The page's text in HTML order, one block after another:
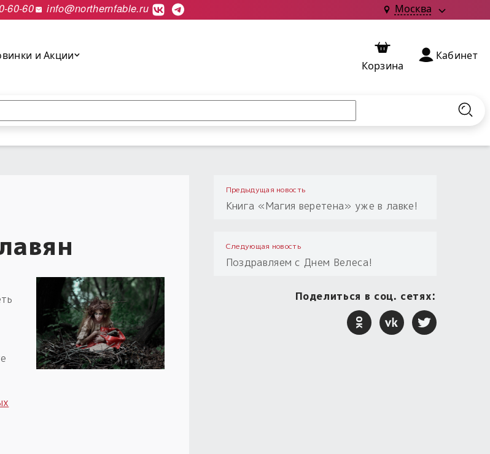
60-60 info@northernfable.ru Москва
и Акции
Корзина
Кабинет
Предыдущая новость
Книга «Магия веретена» уже в лавке!
Следующая новость
Поздравляем с Днем Велеса!
Поделиться в соц. сетях: